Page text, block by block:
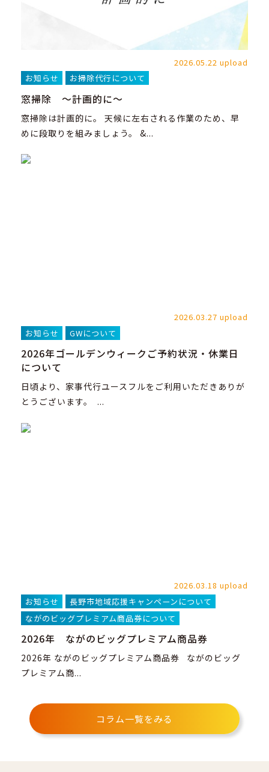
2026.05.22 upload
お知らせ
お掃除代行について
窓掃除 ～計画的に～
窓掃除は計画的に。 天候に左右される作業のため、早
めに段取りを組みましょう。 &...
2026.03.27 upload
お知らせ
GWについて
2026年ゴールデンウィークご予約状況・休業日
について
日頃より、家事代行ユースフルをご利用いただきありが
とうございます。 ...
2026.03.18 upload
お知らせ
長野市地域応援キャンペーンについて
ながのビッグプレミアム商品券について
2026年 ながのビッグプレミアム商品券
2026年 ながのビッグプレミアム商品券 ながのビッグ
プレミアム商...
コラム一覧をみる